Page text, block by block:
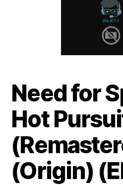
Need for
Hot
(Origin)